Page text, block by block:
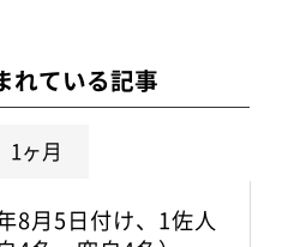
れている記事
1ヶ月
8月5日付け、1佐人